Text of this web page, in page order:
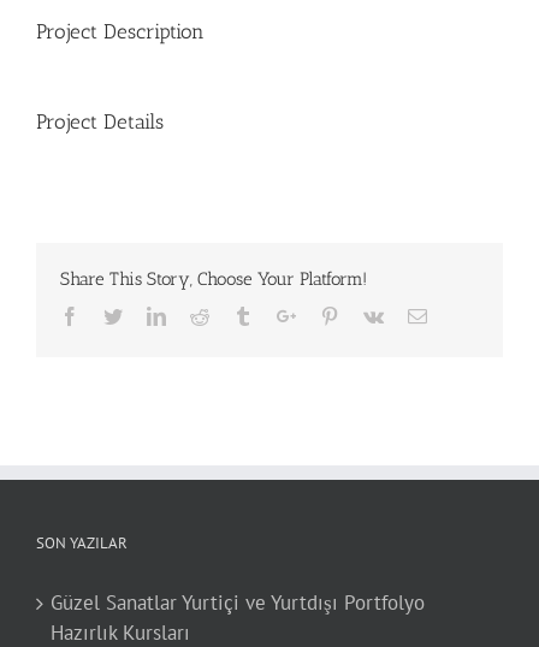
Project Description
Project Details
Share This Story, Choose Your Platform!
Facebook
TwitterLinkedinReddit TumblrGoogle+Pinterest
Vk Email
SON YAZILAR
Güzel Sanatlar Yurtiçi ve Yurtdışı Portfolyo
Hazırlık Kursları